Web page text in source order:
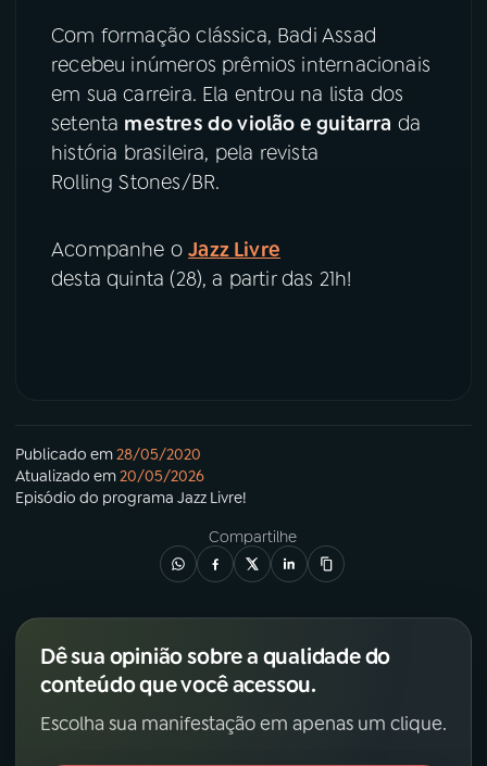
TikTok
Com formação clássica, Badi Assad
recebeu inúmeros prêmios internacionais
em sua carreira. Ela entrou na lista dos
setenta mestres do violão e guitarra da
história brasileira, pela revista
Rolling Stones/BR.
Acompanhe oJazz Livre
desta quinta (28), a partir das 21h!
Publicado em28/05/2020
Atualizado em20/05/2026
Episódio do programa Jazz Livre!
Compartilhe
Dê sua opinião sobre a qualidade do
conteúdo que você acessou.
Escolha sua manifestação em apenas um clique.